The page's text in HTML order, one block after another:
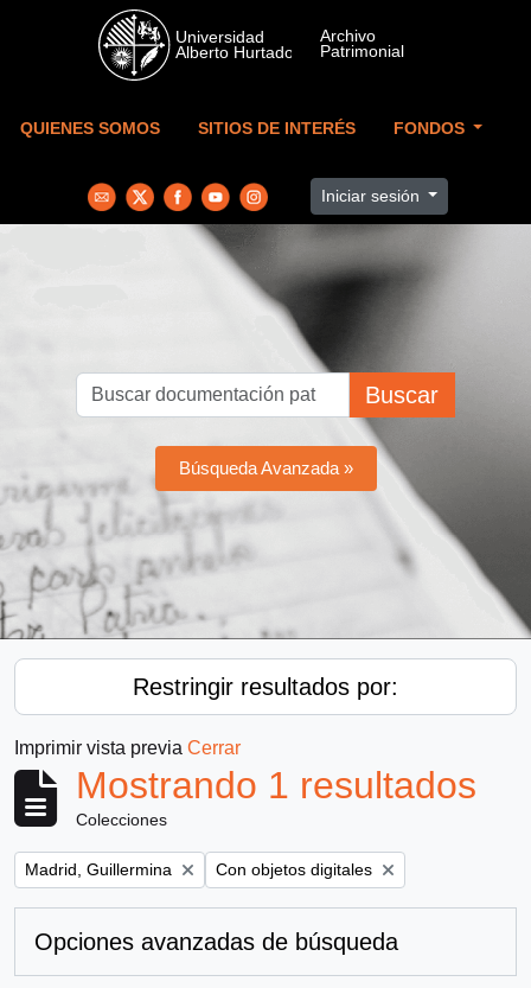
Skip to main content
QUIENES SOMOS SITIOS DE INTERÉS FONDOS
Iniciar sesión
Buscar
Búsqueda Avanzada »
Restringir resultados por:
Imprimir vista previa Cerrar
Mostrando 1 resultados
Colecciones
Remove filter:
Madrid, Guillermina Remove filter:
Con objetos digitales
Opciones avanzadas de búsqueda